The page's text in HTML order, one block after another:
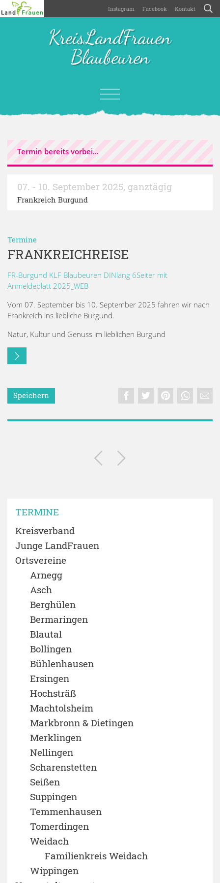
Instagram Facebook Kontakt
KreisLandFrauen
Blaubeuren
Termin bereits vorbei...
07. - 10. September 2025, ganztägig
Frankreich Burgund
Termine
FRANKREICHREISE
FR-Burgund KLF Blaubeuren DINlang 6Seiter mit
Anmeldeblatt 2025_WEB
Vom 07. September bis 10. September 2025 fahren wir nach
Frankreich ins liebliche Burgund.
Natur, Kultur und Genuss im lieblichen Burgund
Speichern
TERMINE
Kreisverband
Junge LandFrauen
Ortsvereine
Arnegg
Asch
Berghülen
Bermaringen
Blautal
Bollingen
Bühlenhausen
Ersingen
Hochsträß
Machtolsheim
Markbronn & Dietingen
Merklingen
Nellingen
Scharenstetten
Seißen
Suppingen
Temmenhausen
Tomerdingen
Weidach
Familienkreis Weidach
Wippingen